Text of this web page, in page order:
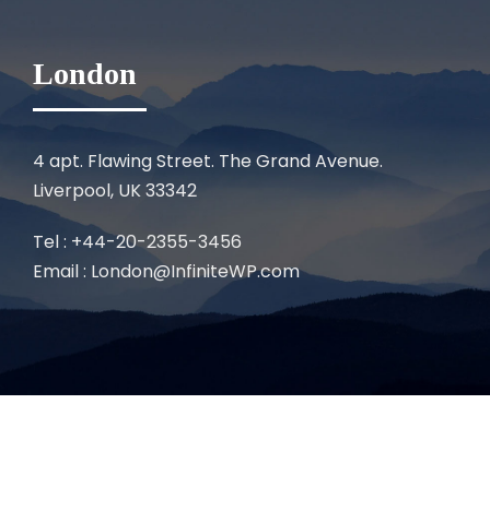
London
4 apt. Flawing Street. The Grand Avenue.
Liverpool, UK 33342
Tel : +44-20-2355-3456
Email : London@InfiniteWP.com